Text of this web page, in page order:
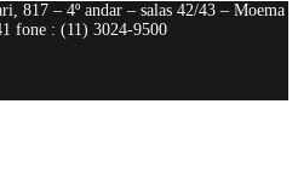
817 – 4º andar – salas 42/43 – Moema
fone : (11) 3024-9500